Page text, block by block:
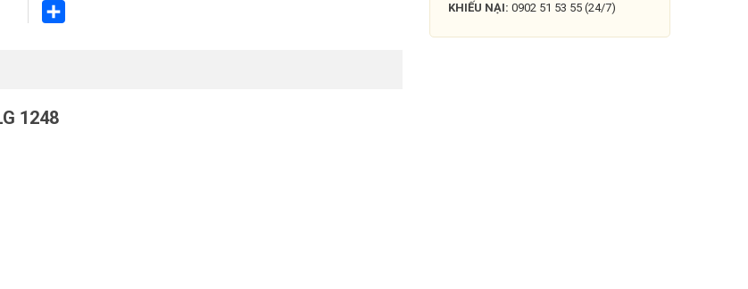
Email
1248
KHIẾU NẠI: 0902 51 53 55 (24/7)